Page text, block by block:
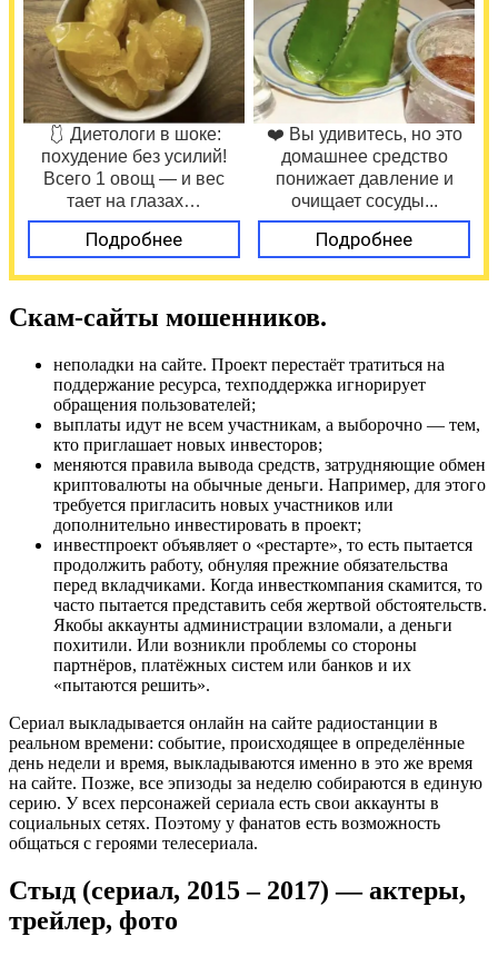
🩱 Диетологи в шоке:
похудение без усилий!
Всего 1 овощ — и вес
тает на глазах…
Подробнее
❤️ Вы удивитесь, но это
домашнее средство
понижает давление и
очищает сосуды...
Подробнее
Скам-сайты мошенников.
неполадки на сайте. Проект перестаёт тратиться на
поддержание ресурса, техподдержка игнорирует
обращения пользователей;
выплаты идут не всем участникам, а выборочно — тем,
кто приглашает новых инвесторов;
меняются правила вывода средств, затрудняющие обмен
криптовалюты на обычные деньги. Например, для этого
требуется пригласить новых участников или
дополнительно инвестировать в проект;
инвестпроект объявляет о «рестарте», то есть пытается
продолжить работу, обнуляя прежние обязательства
перед вкладчиками. Когда инвесткомпания скамится, то
часто пытается представить себя жертвой обстоятельств.
Якобы аккаунты администрации взломали, а деньги
похитили. Или возникли проблемы со стороны
партнёров, платёжных систем или банков и их
«пытаются решить».
Сериал выкладывается онлайн на сайте радиостанции в
реальном времени: событие, происходящее в определённые
день недели и время, выкладываются именно в это же время
на сайте. Позже, все эпизоды за неделю собираются в единую
серию. У всех персонажей сериала есть свои аккаунты в
социальных сетях. Поэтому у фанатов есть возможность
общаться с героями телесериала.
Стыд (сериал, 2015 – 2017) — актеры,
трейлер, фото